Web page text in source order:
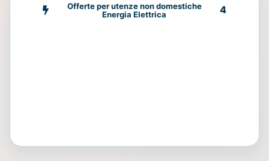
Offerte per utenze non domestiche
Energia Elettrica
4